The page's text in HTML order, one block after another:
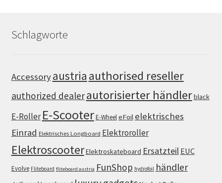
Schlagworte
Accessoryaustria authorised reseller
authorized dealerautorisierter händlerblack
E-Roller E-ScooterE-WheeleFoil elektrisches
Einrad Elektrisches Longboard Elektroroller
ElektroscooterElektroskateboard Ersatzteil EUC
Evolve Fliteboard fliteboard austria FunShop hydrofoil händler